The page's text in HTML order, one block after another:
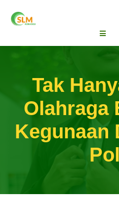
Tak
Olahraga
Kegunaan